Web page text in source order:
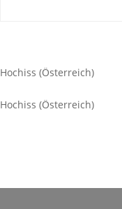
Hochiss (Österreich)
Hochiss (Österreich)